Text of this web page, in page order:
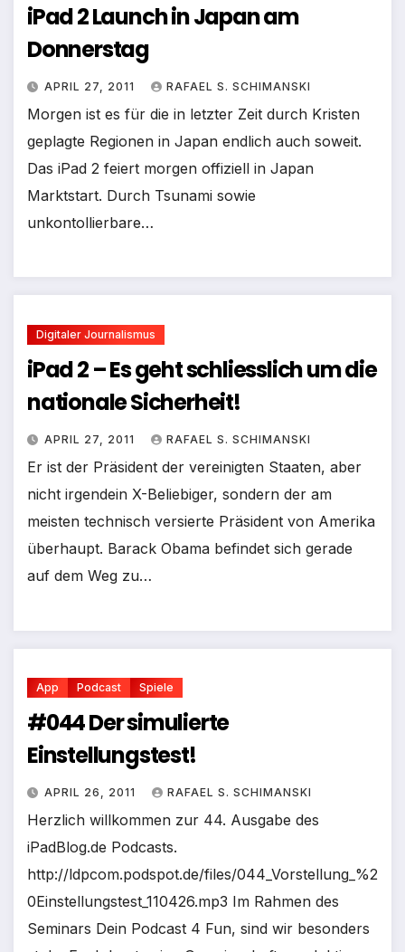
iPad 2 Launch in Japan am
Donnerstag
APRIL 27, 2011 RAFAEL S. SCHIMANSKI
Morgen ist es für die in letzter Zeit durch Kristen
geplagte Regionen in Japan endlich auch soweit.
Das iPad 2 feiert morgen offiziell in Japan
Marktstart. Durch Tsunami sowie
unkontollierbare…
Digitaler Journalismus
iPad 2 – Es geht schliesslich um die
nationale Sicherheit!
APRIL 27, 2011 RAFAEL S. SCHIMANSKI
Er ist der Präsident der vereinigten Staaten, aber
nicht irgendein X-Beliebiger, sondern der am
meisten technisch versierte Präsident von Amerika
überhaupt. Barack Obama befindet sich gerade
auf dem Weg zu…
App Podcast Spiele
#044 Der simulierte
Einstellungstest!
APRIL 26, 2011 RAFAEL S. SCHIMANSKI
Herzlich willkommen zur 44. Ausgabe des
iPadBlog.de Podcasts.
http://ldpcom.podspot.de/files/044_Vorstellung_%2
0Einstellungstest_110426.mp3 Im Rahmen des
Seminars Dein Podcast 4 Fun, sind wir besonders